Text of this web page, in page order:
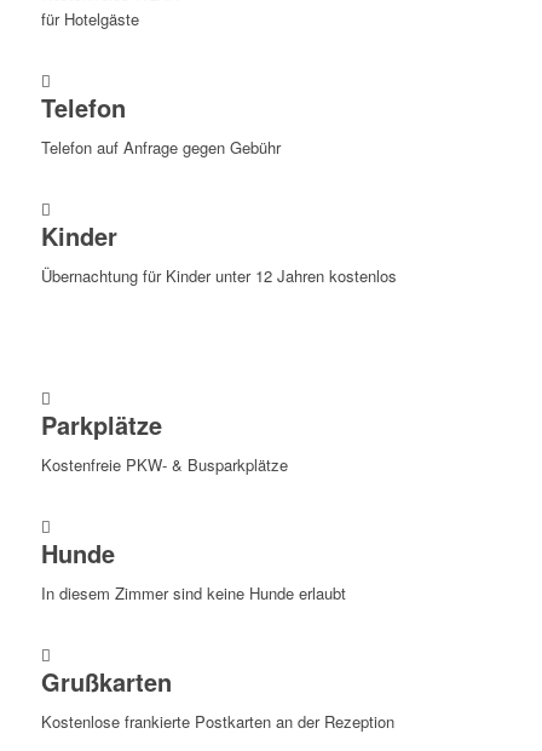
für Hotelgäste
Telefon
Telefon auf Anfrage gegen Gebühr
Kinder
Übernachtung für Kinder unter 12 Jahren kostenlos
Parkplätze
Kostenfreie PKW- & Busparkplätze
Hunde
In diesem Zimmer sind keine Hunde erlaubt
Grußkarten
Kostenlose frankierte Postkarten an der Rezeption